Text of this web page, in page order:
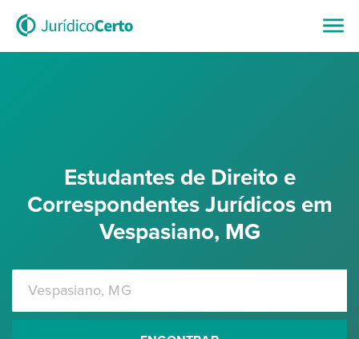
Estudantes de Direito e
Correspondentes Jurídicos em
Vespasiano, MG